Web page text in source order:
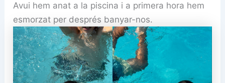
Avui hem anat a la piscina i a primera hora hem
esmorzat per després banyar-nos.